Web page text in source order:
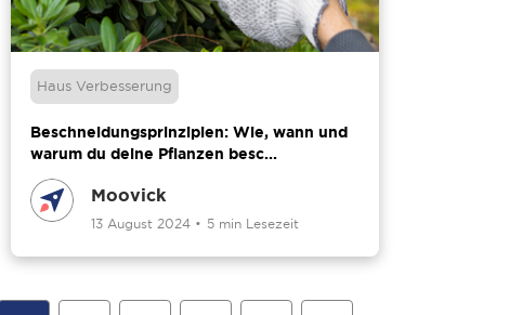
Haus Verbesserung
Beschneidungsprinzipien: Wie, wann und
warum du deine Pflanzen besc...
Moovick
13 August 2024 • 5 min Lesezeit